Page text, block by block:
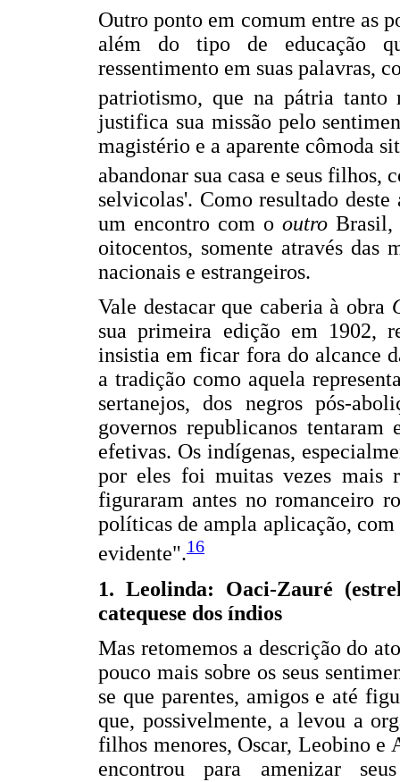
Outro ponto em comum entre as
além do tipo de educação
ressentimento em suas palavras,
patriotismo, que na pátria tanto
justifica sua missão pelo
magistério e a aparente cômoda
abandonar sua casa e seus
selvicolas'. Como resultado
um encontro com ooutroBrasil,
oitocentos, somente através das
nacionais e estrangeiros.
Vale destacar que caberia à obra
sua primeira edição em 1902,
insistia em ficar fora do alcance
a tradição como aquela
sertanejos, dos negros pós-
governos republicanos
efetivas. Os indígenas,
por eles foi muitas vezes mais
figuraram antes no romanceiro
políticas de ampla aplicação,
evidente".16
1. Leolinda: Oaci-Zauré
catequese dos índios
Mas retomemos a descrição do
pouco mais sobre os seus
se que parentes, amigos e até
que, possivelmente, a levou a
filhos menores, Oscar, Leobino e
encontrou para amenizar